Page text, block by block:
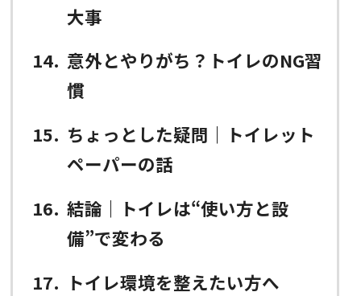
大事
14 意外とやりがち？トイレのNG習
慣
15
ちょっとした疑問｜トイレット
ペーパーの話
16 結論｜トイレは“使い方と設
備”で変わる
17
トイレ環境を整えたい方へ